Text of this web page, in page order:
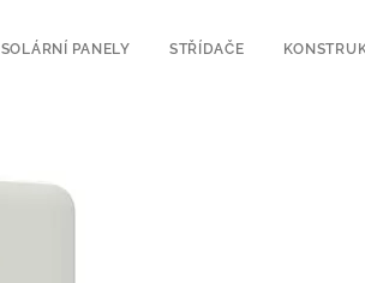
SOLÁRNÍ PANELY STŘÍDAČE